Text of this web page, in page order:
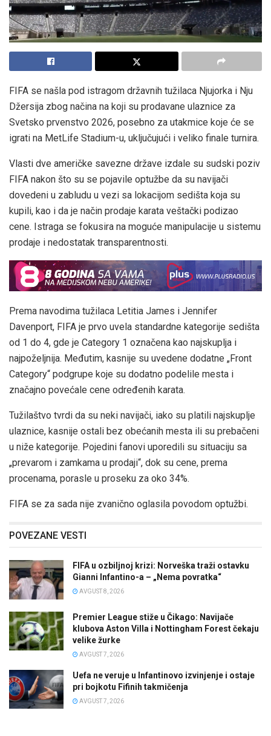
FIFA se našla pod istragom državnih tužilaca Njujorka i Nju
Džersija zbog načina na koji su prodavane ulaznice za
Svetsko prvenstvo 2026, posebno za utakmice koje će se
igrati na MetLife Stadium-u, uključujući i veliko finale turnira.
Vlasti dve američke savezne države izdale su sudski poziv
FIFA nakon što su se pojavile optužbe da su navijači
dovedeni u zabludu u vezi sa lokacijom sedišta koja su
kupili, kao i da je način prodaje karata veštački podizao
cene. Istraga se fokusira na moguće manipulacije u sistemu
prodaje i nedostatak transparentnosti.
Prema navodima tužilaca Letitia James i Jennifer
Davenport, FIFA je prvo uvela standardne kategorije sedišta
od 1 do 4, gde je Category 1 označena kao najskuplja i
najpoželjnija. Međutim, kasnije su uvedene dodatne „Front
Category“ podgrupe koje su dodatno podelile mesta i
značajno povećale cene određenih karata.
Tužilaštvo tvrdi da su neki navijači, iako su platili najskuplje
ulaznice, kasnije ostali bez obećanih mesta ili su prebačeni
u niže kategorije. Pojedini fanovi uporedili su situaciju sa
„prevarom i zamkama u prodaji“, dok su cene, prema
procenama, porasle u proseku za oko 34%.
FIFA se za sada nije zvanično oglasila povodom optužbi.
POVEZANE VESTI
FIFA u ozbiljnoj krizi: Norveška traži ostavku
Gianni Infantino-a – „Nema povratka“
AVGUST 8, 2026
Premier League stiže u Čikago: Navijače
klubova Aston Villa i Nottingham Forest čekaju
velike žurke
AVGUST 7, 2026
Uefa ne veruje u Infantinovo izvinjenje i ostaje
pri bojkotu Fifinih takmičenja
AVGUST 7, 2026